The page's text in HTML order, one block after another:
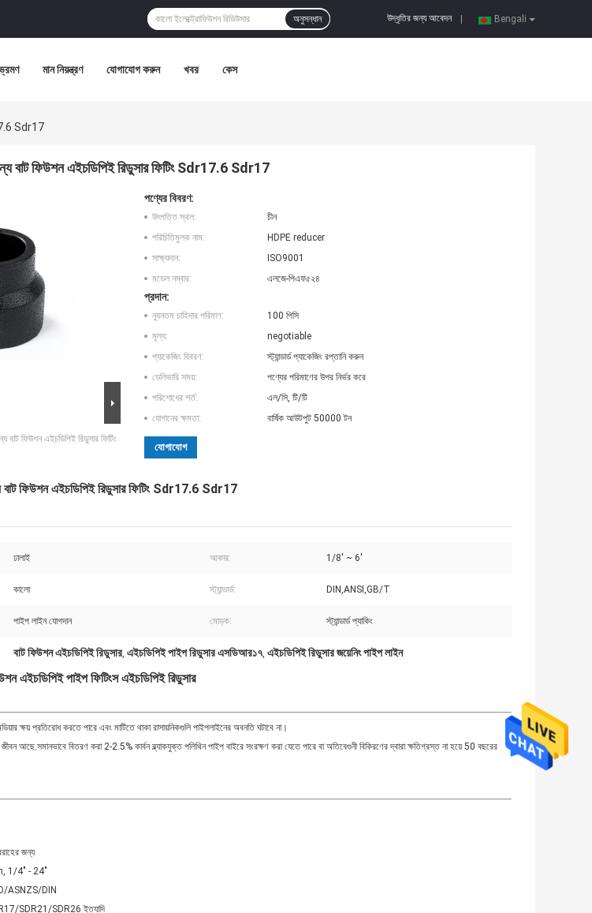
Bengali
উদ্ধৃতির জন্য আবেদন
অনুসন্ধান
মান নিয়ন্ত্রণ যোগাযোগ করুন খবর কেস
Sdr17
বাট ফিউশন এইচডিপিই রিডুসার ফিটিং Sdr17.6 Sdr17
বাট ফিউশন এইচডিপিই রিডুসার ফিটিং
পণ্যের বিবরণ:
উৎপত্তি স্থল:
চীন
পরিচিতিমুলক নাম:
HDPE reducer
সাক্ষ্যদান:
ISO9001
মডেল নম্বার:
এলজে-পিএফ৫২৪
প্রদান:
ন্যূনতম চাহিদার পরিমাণ:
100 পিসি
মূল্য:
negotiable
প্যাকেজিং বিবরণ:
স্ট্যান্ডার্ড প্যাকেজিং রপ্তানি করুন
ডেলিভারি সময়:
পণ্যের পরিমাণের উপর নির্ভর করে
পরিশোধের শর্ত:
এল/সি, টি/টি
যোগানের ক্ষমতা:
বার্ষিক আউটপুট 50000 টন
যোগাযোগ
বাট ফিউশন এইচডিপিই রিডুসার ফিটিং Sdr17.6 Sdr17
ঢালাই আকার: 1/8' ~ 6'
কালো স্ট্যান্ডার্ড: DIN,ANSI,GB/T
পাইপ লাইন যোগদান মোড়ক: স্ট্যান্ডার্ড প্যাকিং
বাট ফিউশন এইচডিপিই রিডুসার, এইচডিপিই পাইপ রিডুসার এসডিআর১৭, এইচডিপিই রিডুসার জয়েনিং পাইপ লাইন
পাইপ ফিটিংস এইচডিপিই রিডুসার
ক্ষয় প্রতিরোধ করতে পারে এবং মাটিতে থাকা রাসায়নিকগুলি পাইপলাইনের অবনতি ঘটাবে না।
জীবন আছে.সমানভাবে বিতরণ করা 2-2.5% কার্বন ব্ল্যাকযুক্ত পলিথিন পাইপ বাইরে সংরক্ষণ করা যেতে পারে বা অতিবেগুনী বিকিরণের দ্বারা ক্ষতিগ্রস্ত না হয়ে 50 বছরের
জন্য
1/4" - 24"
ASNZS/DIN
SDR21/SDR26 ইত্যাদি